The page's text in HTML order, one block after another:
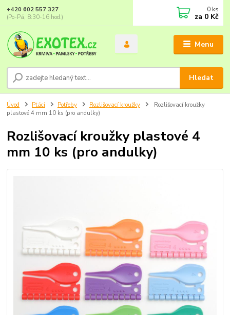
Menu
Hledat
+420 602 557 327
(Po-Pá, 8:30-16 hod.)
0 ks
za 0 Kč
Úvod Ptáci Potřeby Rozlišovací kroužky
Rozlišovací kroužky
plastové 4 mm 10 ks (pro andulky)
Rozlišovací kroužky plastové 4
mm 10 ks (pro andulky)